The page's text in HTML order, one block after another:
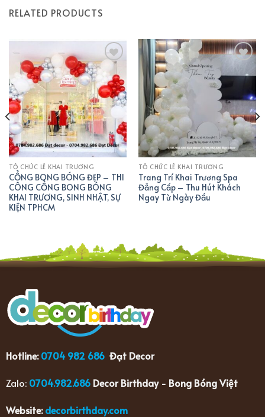
RELATED PRODUCTS
THÊM
VÀO
YÊU
THÍCH
TỔ CHỨC LỄ KHAI TRƯƠNG
CỔNG BONG BÓNG ĐẸP – THI
CÔNG CỔNG BONG BÓNG
KHAI TRƯƠNG, SINH NHẬT, SỰ
KIỆN TPHCM
THÊM
VÀO
YÊU
THÍCH
TỔ CHỨC LỄ KHAI TRƯƠNG
Trang Trí Khai Trương Spa
Đẳng Cấp – Thu Hút Khách
Ngay Từ Ngày Đầu
Hotline:0704 982 686 Đạt Decor
Zalo: 0704.982.686 Decor Birthday - Bong Bóng Việt
Website:decorbirthday.com